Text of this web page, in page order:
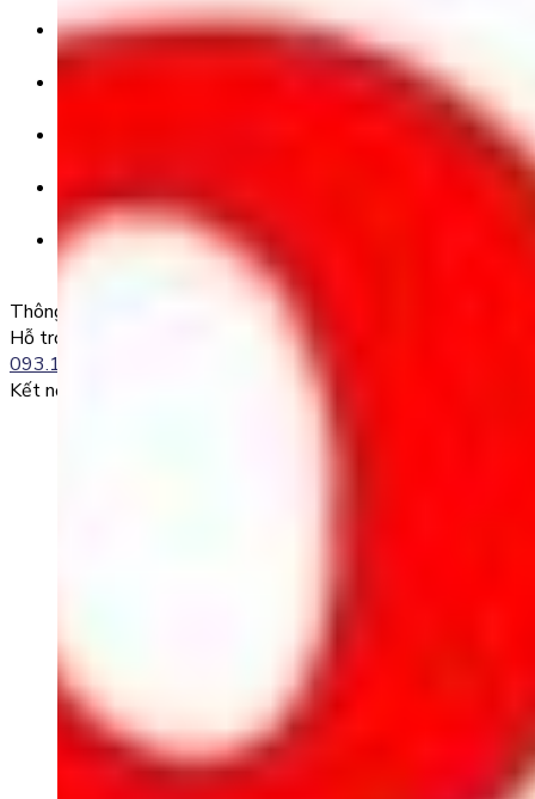
Ngân hàng TMCP Việt Nam Thịnh Vượng (VP Bank) -
CN Kinh Đô
Số tài khoản:
Nội dung chuyển khoản:
SĐT + Tên gói học (hoặc Tên Phụ huynh đăng ký)
Ví dụ:
0985004386 Nguyen Van A
Thông tin liên lạc
Hỗ trợ kỹ thuật:
093.120.8686
Kết nối với chúng tôi